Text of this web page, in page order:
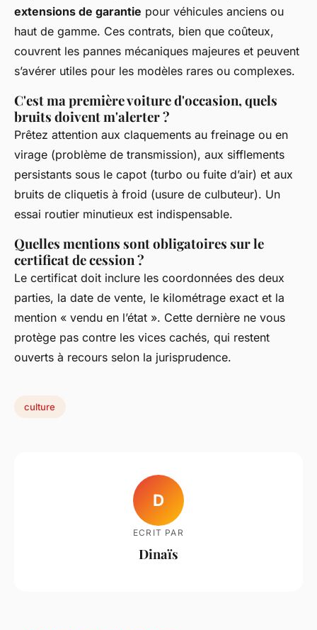
extensions de garantie pour véhicules anciens ou
haut de gamme. Ces contrats, bien que coûteux,
couvrent les pannes mécaniques majeures et peuvent
s’avérer utiles pour les modèles rares ou complexes.
C'est ma première voiture d'occasion, quels
bruits doivent m'alerter ?
Prêtez attention aux claquements au freinage ou en
virage (problème de transmission), aux sifflements
persistants sous le capot (turbo ou fuite d’air) et aux
bruits de cliquetis à froid (usure de culbuteur). Un
essai routier minutieux est indispensable.
Quelles mentions sont obligatoires sur le
certificat de cession ?
Le certificat doit inclure les coordonnées des deux
parties, la date de vente, le kilométrage exact et la
mention « vendu en l’état ». Cette dernière ne vous
protège pas contre les vices cachés, qui restent
ouverts à recours selon la jurisprudence.
culture
D
ECRIT PAR
Dinaïs